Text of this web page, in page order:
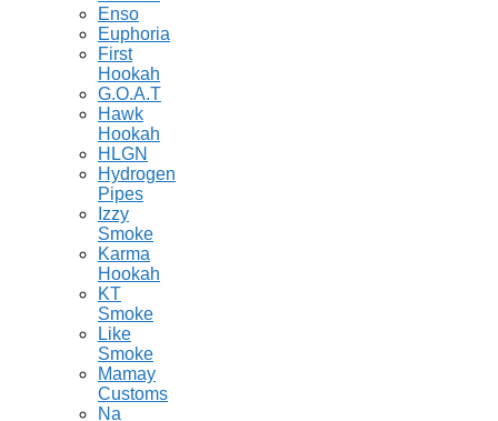
Enso
Euphoria
First
Hookah
G.O.A.T
Hawk
Hookah
HLGN
Hydrogen
Pipes
Izzy
Smoke
Karma
Hookah
KT
Smoke
Like
Smoke
Mamay
Customs
Na